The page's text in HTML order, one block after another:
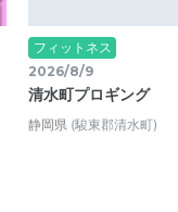
フィットネス
2026/8/9
清水町プロギング
静岡県 (駿東郡清水町)